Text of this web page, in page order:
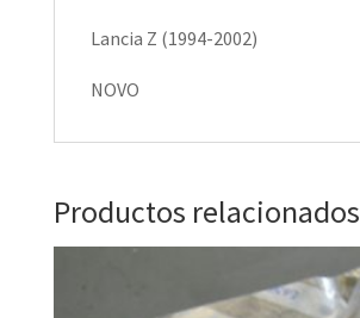
Lancia Z (1994-2002)
NOVO
Productos relacionados